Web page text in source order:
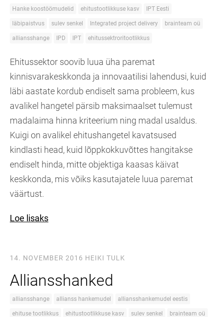
Hanke koostöömudelid ehitustootlikkuse kasv IPT Eesti
läbipaistvus sulev senkel Integrated project delivery brainteam oü
alliansshange IPD IPT ehitussektroritootlikkus
Ehitussektor soovib luua üha paremat
kinnisvarakeskkonda ja innovaatilisi lahendusi, kuid
läbi aastate kordub endiselt sama probleem, kus
avalikel hangetel pärsib maksimaalset tulemust
madalaima hinna kriteerium ning madal usaldus.
Kuigi on avalikel ehitushangetel kavatsused
kindlasti head, kuid lõppkokkuvõttes hangitakse
endiselt hinda, mitte objektiga kaasas käivat
keskkonda, mis võiks kasutajatele luua paremat
väärtust.
Loe lisaks
14. NOVEMBER 2016 HEIKI TULK
Alliansshanked
alliansshange allianss hankemudel alliansshankemudel eestis
ehituse tootlikkus ehitustootlikkuse kasv sulev senkel brainteam oü